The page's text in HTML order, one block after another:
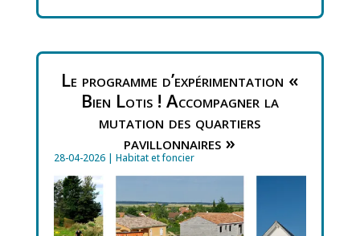
Le programme d’expérimentation «
Bien Lotis ! Accompagner la
mutation des quartiers
pavillonnaires »
28-04-2026| Habitat et foncier